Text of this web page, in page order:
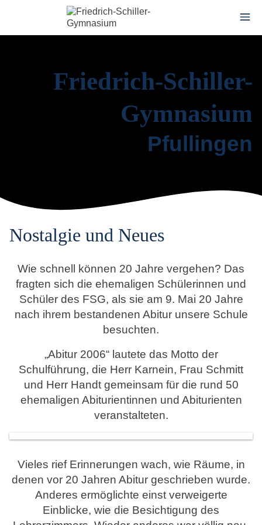
Friedrich-Schiller-
Gymnasium
Pfullingen
Nostalgie und Neues
Wie schnell können 20 Jahre vergehen? Das
fragten sich die ehemaligen Schülerinnen und
Schüler des FSG, als sie am 9. Mai 20 Jahre
nach ihrem bestandenen Abitur unsere Schule
besuchten.
„Abitur 2006“ lautete das Motto der
Schulführung, die Herr Karnein, Frau Schmitt
und Herr Handt gemeinsam für die rund 50
ehemaligen Abiturientinnen und Abiturienten
veranstalteten.
Vieles rief Erinnerungen wach, wie Räume, in
denen vor 20 Jahren Abitur geschrieben wurde.
Anderes ermöglichte einst verweigerte
Einblicke, wie die Besichtigung des